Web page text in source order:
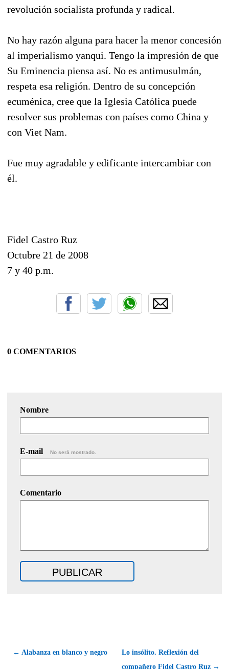
revolución socialista profunda y radical.
No hay razón alguna para hacer la menor concesión
al imperialismo yanqui. Tengo la impresión de que
Su Eminencia piensa así. No es antimusulmán,
respeta esa religión. Dentro de su concepción
ecuménica, cree que la Iglesia Católica puede
resolver sus problemas con países como China y
con Viet Nam.
Fue muy agradable y edificante intercambiar con
él.
Fidel Castro Ruz
Octubre 21 de 2008
7 y 40 p.m.
0 COMENTARIOS
Nombre
E-mail No será mostrado.
Comentario
← Alabanza en blanco y negro
Lo insólito. Reflexión del
compañero Fidel Castro Ruz →